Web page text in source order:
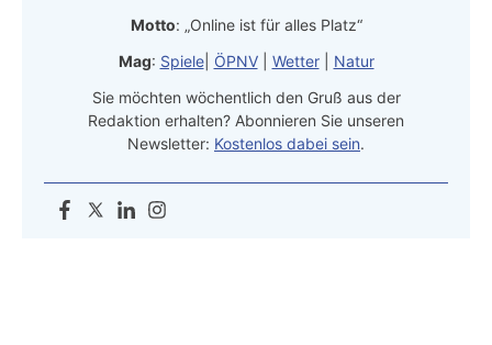
Motto: „Online ist für alles Platz“
Mag: Spiele| ÖPNV| Wetter| Natur
Sie möchten wöchentlich den Gruß aus der
Redaktion erhalten? Abonnieren Sie unseren
Newsletter: Kostenlos dabei sein.